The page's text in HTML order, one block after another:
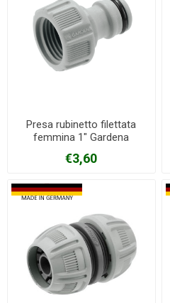
Presa rubinetto filettata
femmina 1" Gardena
€3,60